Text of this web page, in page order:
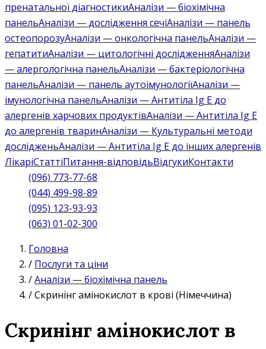
пренатальної діагностикиАналізи — біохімічна
панельАналізи — дослідження сечіАналізи — панель
остеопорозуАналізи — онкологічна панельАналізи —
гепатитиАналізи — цитологічні дослідженняАналізи
— алергологічна панельАналізи — бактеріологічна
панельАналізи — панель аутоімунологіїАналізи —
імунологічна панельАналізи — Антитіла Ig E до
алергенів харчових продуктівАналізи — Антитіла Ig E
до алергенів тваринАналізи — Культуральні методи
дослідженьАналізи — Антитіла Ig E до інших алергенів
ЛікаріСтаттіПитання-відповідьВідгукиКонтакти
(096) 773-77-68
(044) 499-98-89
(095) 123-93-93
(063) 01-02-300
Головна
/ Послуги та ціни
/Аналізи — біохімічна панель
/Скринінг амінокислот в крові (Німеччина)
Скринінг амінокислот в